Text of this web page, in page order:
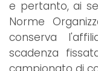
e pertanto, ai
Norme
conserva
scadenza